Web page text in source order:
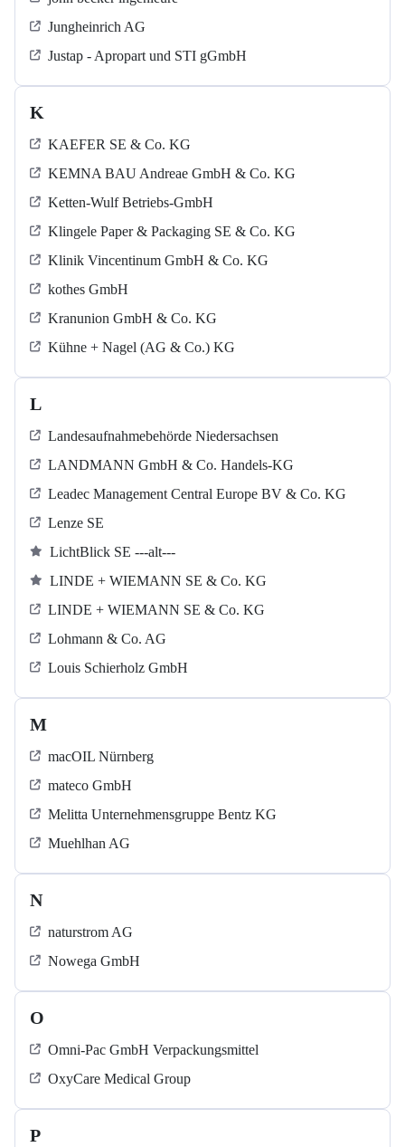
Jungheinrich AG
Justap - Apropart und STI gGmbH
K
KAEFER SE & Co. KG
KEMNA BAU Andreae GmbH & Co. KG
Ketten-Wulf Betriebs-GmbH
Klingele Paper & Packaging SE & Co. KG
Klinik Vincentinum GmbH & Co. KG
kothes GmbH
Kranunion GmbH & Co. KG
Kühne + Nagel (AG & Co.) KG
L
Landesaufnahmebehörde Niedersachsen
LANDMANN GmbH & Co. Handels-KG
Leadec Management Central Europe BV & Co. KG
Lenze SE
LichtBlick SE ---alt---
LINDE + WIEMANN SE & Co. KG
LINDE + WIEMANN SE & Co. KG
Lohmann & Co. AG
Louis Schierholz GmbH
M
macOIL Nürnberg
mateco GmbH
Melitta Unternehmensgruppe Bentz KG
Muehlhan AG
N
naturstrom AG
Nowega GmbH
O
Omni-Pac GmbH Verpackungsmittel
OxyCare Medical Group
P